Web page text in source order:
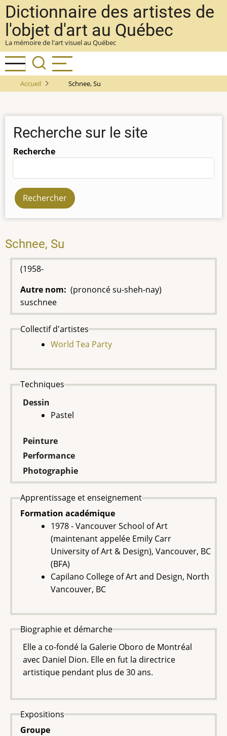
Aller
au
contenu
principal
Dictionnaire des artistes de
l'objet d'art au Québec
La mémoire de l'art visuel au Québec
Accueil Schnee, Su
Recherche sur le site
Recherche
Schnee, Su
(1958-
Autre nom
(prononcé su-sheh-nay)
suschnee
Collectif d'artistes
World Tea Party
Techniques
Dessin
Pastel
Peinture
Performance
Photographie
Apprentissage et enseignement
Formation académique
1978 - Vancouver School of Art
(maintenant appelée Emily Carr
University of Art & Design), Vancouver, BC
(BFA)
Capilano College of Art and Design, North
Vancouver, BC
Biographie et démarche
Elle a co-fondé la Galerie Oboro de Montréal
avec Daniel Dion. Elle en fut la directrice
artistique pendant plus de 30 ans.
Expositions
Groupe